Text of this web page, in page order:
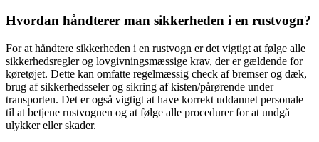
Hvordan håndterer man sikkerheden i en rustvogn?
For at håndtere sikkerheden i en rustvogn er det vigtigt at følge alle
sikkerhedsregler og lovgivningsmæssige krav, der er gældende for
køretøjet. Dette kan omfatte regelmæssig check af bremser og dæk,
brug af sikkerhedsseler og sikring af kisten/pårørende under
transporten. Det er også vigtigt at have korrekt uddannet personale
til at betjene rustvognen og at følge alle procedurer for at undgå
ulykker eller skader.